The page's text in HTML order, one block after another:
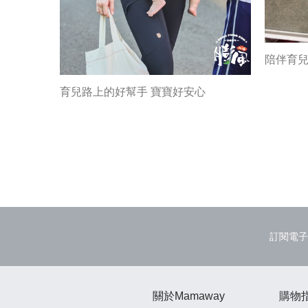
育兒路上的好幫手 寶寶好安心
陪伴育
訂閱電
關於Mamaway 購物